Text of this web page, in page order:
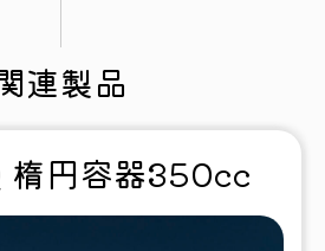
連製品
円容器350cc